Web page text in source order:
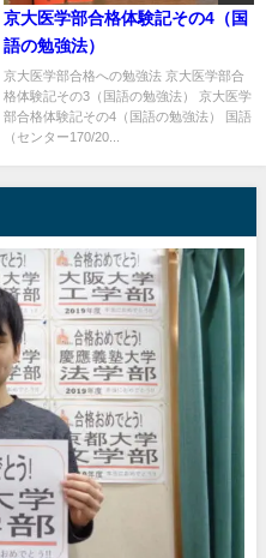
京大医学部合格体験記その4（国
語の勉強法）
京大医学部合格への勉強法 京大医学部合
格体験記その3（国語の勉強法） 京大医学
部合格体験記その4（国語の勉強法） 国語
（センター170/20...